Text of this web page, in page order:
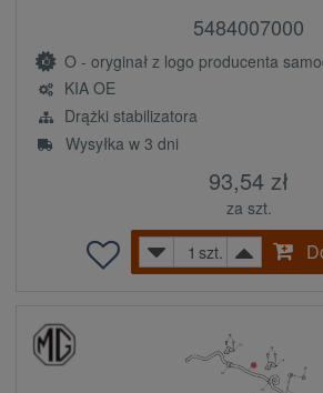
5484007000
O - oryginał z logo producenta
KIA OE
Drążki stabilizatora
Wysyłka w 3 dni
93,54 zł
za szt.
szt.